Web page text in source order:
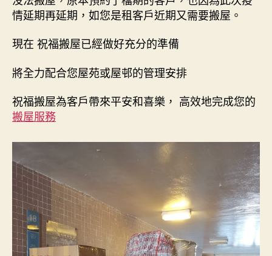
情延期再延期，如您是租客戶近期又需要搬屋。
現在 祝福搬屋已經做好充分的準備
將全力配合您屋苑或屋邨的管理安排
祝福搬屋為客戶帶來平安和喜樂， 高效地完成您的
搬屋服務